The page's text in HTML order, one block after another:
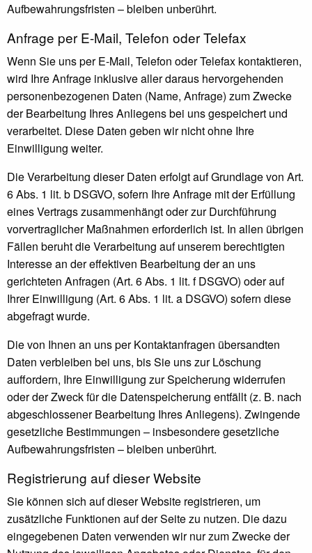
Aufbewahrungsfristen – bleiben unberührt.
Anfrage per E-Mail, Telefon oder Telefax
Wenn Sie uns per E-Mail, Telefon oder Telefax kontaktieren,
wird Ihre Anfrage inklusive aller daraus hervorgehenden
personenbezogenen Daten (Name, Anfrage) zum Zwecke
der Bearbeitung Ihres Anliegens bei uns gespeichert und
verarbeitet. Diese Daten geben wir nicht ohne Ihre
Einwilligung weiter.
Die Verarbeitung dieser Daten erfolgt auf Grundlage von Art.
6 Abs. 1 lit. b DSGVO, sofern Ihre Anfrage mit der Erfüllung
eines Vertrags zusammenhängt oder zur Durchführung
vorvertraglicher Maßnahmen erforderlich ist. In allen übrigen
Fällen beruht die Verarbeitung auf unserem berechtigten
Interesse an der effektiven Bearbeitung der an uns
gerichteten Anfragen (Art. 6 Abs. 1 lit. f DSGVO) oder auf
Ihrer Einwilligung (Art. 6 Abs. 1 lit. a DSGVO) sofern diese
abgefragt wurde.
Die von Ihnen an uns per Kontaktanfragen übersandten
Daten verbleiben bei uns, bis Sie uns zur Löschung
auffordern, Ihre Einwilligung zur Speicherung widerrufen
oder der Zweck für die Datenspeicherung entfällt (z. B. nach
abgeschlossener Bearbeitung Ihres Anliegens). Zwingende
gesetzliche Bestimmungen – insbesondere gesetzliche
Aufbewahrungsfristen – bleiben unberührt.
Registrierung auf dieser Website
Sie können sich auf dieser Website registrieren, um
zusätzliche Funktionen auf der Seite zu nutzen. Die dazu
eingegebenen Daten verwenden wir nur zum Zwecke der